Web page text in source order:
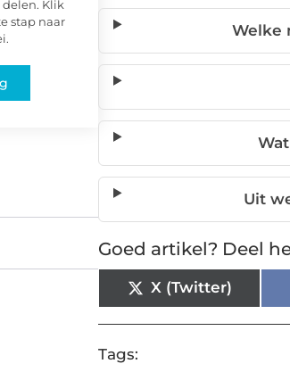
Klik
stap naar
Welke
Uit
Goed artikel? Deel
X (Twitter)
Tags: